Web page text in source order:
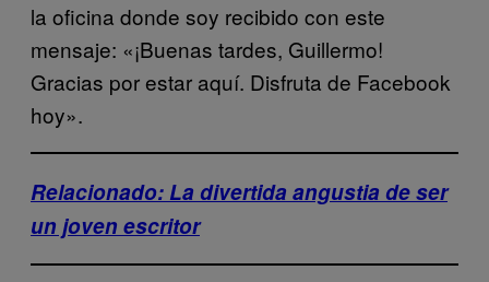
la oficina donde soy recibido con este
mensaje: «¡Buenas tardes, Guillermo!
Gracias por estar aquí. Disfruta de Facebook
hoy».
Relacionado: La divertida angustia de ser
un joven escritor